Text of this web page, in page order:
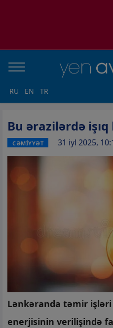
RU EN TR
Bu ərazilərdə
CƏMİYYƏT 31 iyl 2025,
Lənkəranda təmir
enerjisinin verilişində